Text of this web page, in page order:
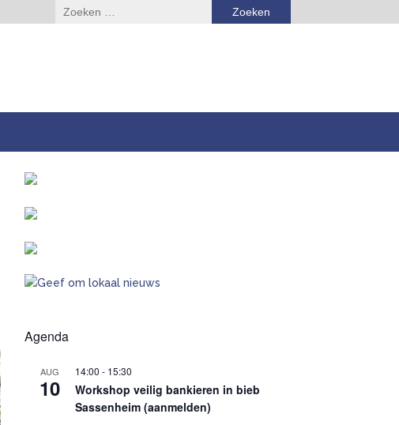
Zoeken
naar:
Agenda
AUG
10
14:00 - 15:30
Workshop veilig bankieren in bieb
Sassenheim (aanmelden)